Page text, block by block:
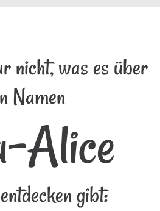
nicht, was es über
Namen
Alice
gibt: